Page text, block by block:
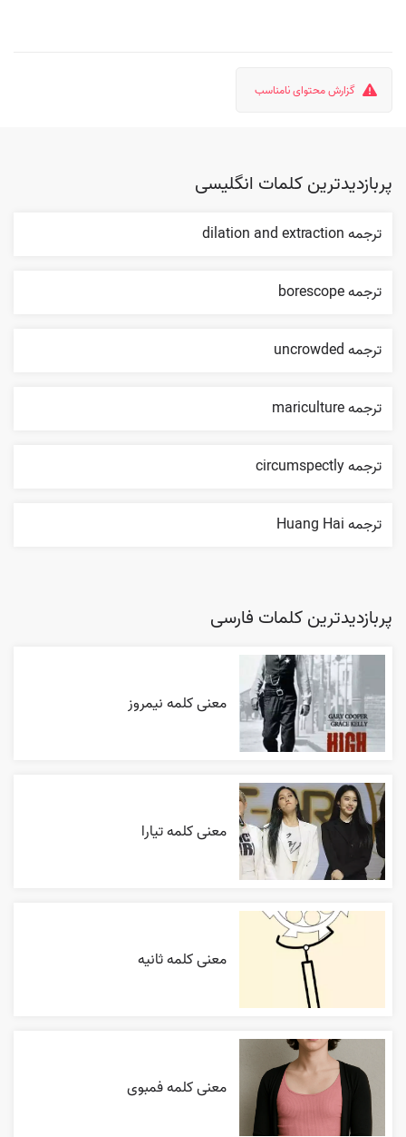
گزارش محتوای نامناسب
پربازدیدترین کلمات انگلیسی
ترجمه dilation and extraction
ترجمه borescope
ترجمه uncrowded
ترجمه mariculture
ترجمه circumspectly
ترجمه Huang Hai
پربازدیدترین کلمات فارسی
معنی کلمه نیمروز
معنی کلمه تیارا
معنی کلمه ثانیه
معنی کلمه فمبوی